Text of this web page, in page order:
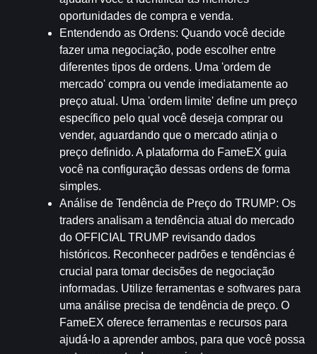
oportunidades de compra e venda.
Entendendo as Ordens: Quando você decide
fazer uma negociação, pode escolher entre
diferentes tipos de ordens. Uma 'ordem de
mercado' compra ou vende imediatamente ao
preço atual. Uma 'ordem limite' define um preço
específico pelo qual você deseja comprar ou
vender, aguardando que o mercado atinja o
preço definido. A plataforma do FameEX guia
você na configuração dessas ordens de forma
simples.
Análise de Tendência de Preço do TRUMP: Os
traders analisam a tendência atual do mercado
do OFFICIAL TRUMP revisando dados
históricos. Reconhecer padrões e tendências é
crucial para tomar decisões de negociação
informadas. Utilize ferramentas e softwares para
uma análise precisa de tendência de preço. O
FameEX oferece ferramentas e recursos para
ajudá-lo a aprender ambos, para que você possa